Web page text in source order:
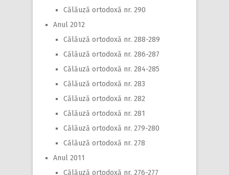
Călăuză ortodoxă nr. 290
Anul 2012
Călăuză ortodoxă nr. 288-289
Călăuză ortodoxă nr. 286-287
Călăuză ortodoxă nr. 284-285
Călăuză ortodoxă nr. 283
Călăuză ortodoxă nr. 282
Călăuză ortodoxă nr. 281
Călăuză ortodoxă nr. 279-280
Călăuză ortodoxă nr. 278
Anul 2011
Călăuză ortodoxă nr. 276-277